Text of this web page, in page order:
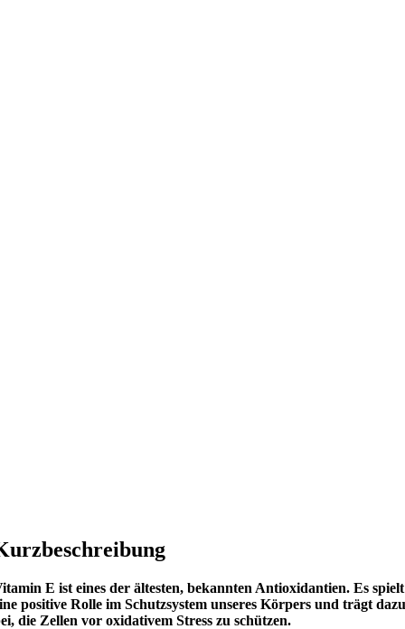
E ist eines der ältesten, bekannten Antioxidantien. Es spielt
positive Rolle im Schutzsystem unseres Körpers und trägt dazu
die Zellen vor oxidativem Stress zu schützen.